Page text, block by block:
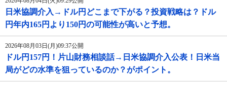
日米協調介入→ドル円どこまで下がる？投資戦略は？ドル
円年内165円より150円の可能性が高いと予想。
2026年08月03日(月)09:37公開
ドル円157円！片山財務相談話→日米協調介入公表！日米当
局がどの水準を狙っているのか？がポイント。